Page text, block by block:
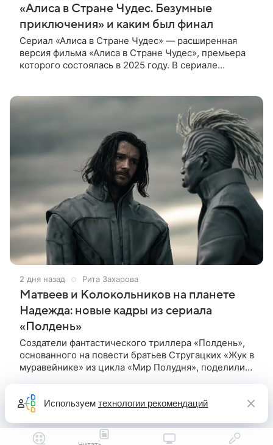
«Алиса в Стране Чудес. Безумные
приключения» и каким был финал
Сериал «Алиса в Стране Чудес» — расширенная
версия фильма «Алиса в Стране Чудес», премьера
которого состоялась в 2025 году. В сериале
2 дня назад Рита Захарова
Матвеев и Колокольников на планете
Надежда: новые кадры из сериала
«Полдень»
Создатели фантастического триллера «Полдень»,
основанного на повести братьев Стругацких «Жук в
муравейнике» из цикла «Мир Полудня», поделились
Максимом Каммерером в
Используем технологии рекомендаций